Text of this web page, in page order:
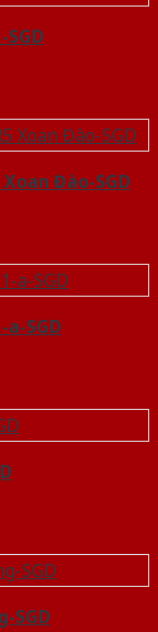
Xoan Đào-SGD
a-SGD
SGD